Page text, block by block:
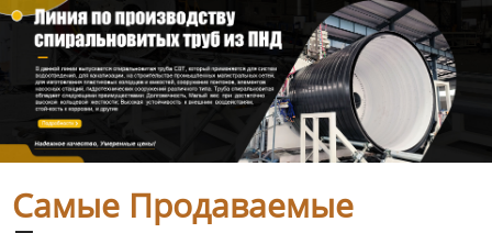
Самые Продаваемые